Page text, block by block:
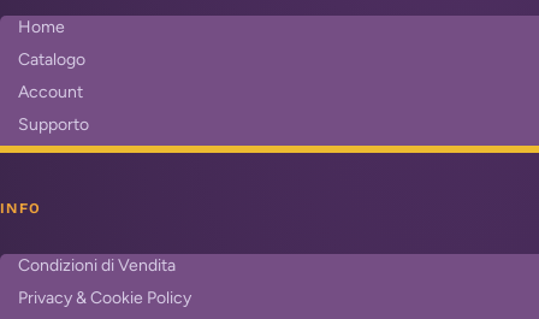
Home
Catalogo
Account
Supporto
INFO
Condizioni di Vendita
Privacy & Cookie Policy